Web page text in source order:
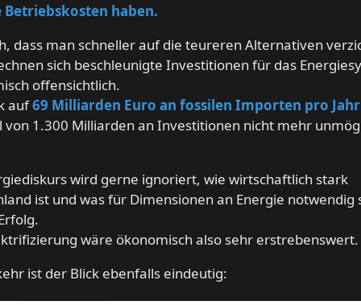
Betriebskosten haben.
dass man schneller auf die teureren Alternativen
sich beschleunigte Investitionen für das
offensichtlich.
auf69 Milliarden Euro an fossilen Importen pro Jahr
von 1.300 Milliarden an Investitionen nicht mehr
wird gerne ignoriert, wie wirtschaftlich stark
ist und was für Dimensionen an Energie notwendig
wäre ökonomisch also sehr erstrebenswert.
ist der Blick ebenfalls eindeutig: